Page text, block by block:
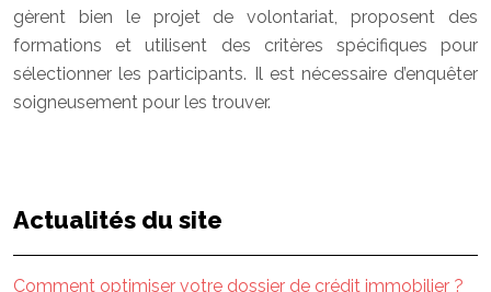
gèrent bien le projet de volontariat, proposent des
formations et utilisent des critères spécifiques pour
sélectionner les participants. Il est nécessaire d’enquêter
soigneusement pour les trouver.
Actualités du site
Comment optimiser votre dossier de crédit immobilier ?